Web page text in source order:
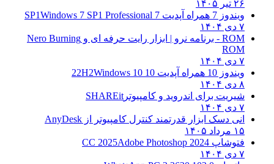
۲۶ تیر ۱۴۰۵
ویندوز 7 همراه آپدیت 7 SP1
Windows 7 SP1 Professional
۷ دی ۱۴۰۴
ROM - برنامه نرو | ابزار رایت حرفه ای و
Nero Burning
ROM
۷ دی ۱۴۰۴
ویندوز 10 همراه آپدیت 10 22H2
Windows 10
۸ دی ۱۴۰۴
شیریت برای اندروید و کامپیوتر SHAREit
۷ دی ۱۴۰۴
انی دسک ابزار قدرتمند کنترل کامپیوتر از AnyDesk
۱۵ مرداد ۱۴۰۵
فتوشاپ CC 2025 Adobe Photoshop 2024
۷ دی ۱۴۰۴